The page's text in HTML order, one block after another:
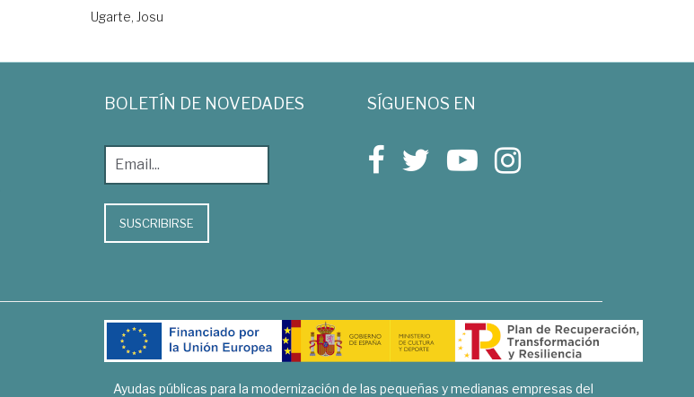
Ugarte, Josu
BOLETÍN DE NOVEDADES
SUSCRIBIRSE
SÍGUENOS EN
Ayudas públicas para la modernización de las pequeñas y medianas empresas del